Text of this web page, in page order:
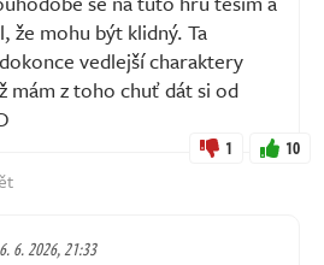
že mohu být klidný. Ta
vedlejší charaktery
mám z toho chuť dát si od
1 10
6. 2026, 21:33